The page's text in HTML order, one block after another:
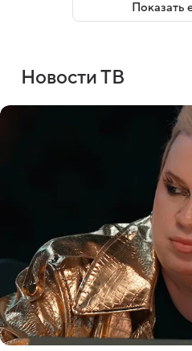
Показать
Новости ТВ